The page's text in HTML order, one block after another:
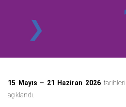
15 Mayıs – 21 Haziran 2026
açıklandı.